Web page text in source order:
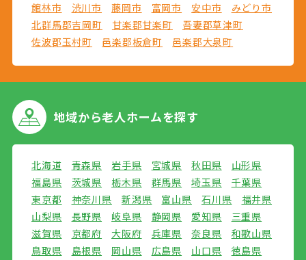
館林市
渋川市 藤岡市 富岡市 安中市
みどり市
北群馬郡吉岡町
甘楽郡甘楽町
吾妻郡草津町
佐波郡玉村町
邑楽郡板倉町 邑楽郡大泉町
地域から老人ホームを探す
北海道 青森県 岩手県 宮城県 秋田県
山形県
福島県
茨城県 栃木県 群馬県 埼玉県
千葉県
東京都
神奈川県 新潟県 富山県 石川県
福井県
山梨県
長野県 岐阜県 静岡県 愛知県
三重県
滋賀県
京都府 大阪府 兵庫県 奈良県
和歌山県
鳥取県
島根県 岡山県 広島県 山口県
徳島県